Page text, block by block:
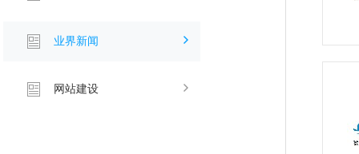
业界新闻
网站建设